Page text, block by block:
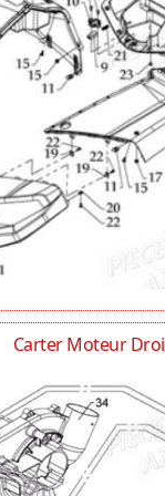
Carter Moteur